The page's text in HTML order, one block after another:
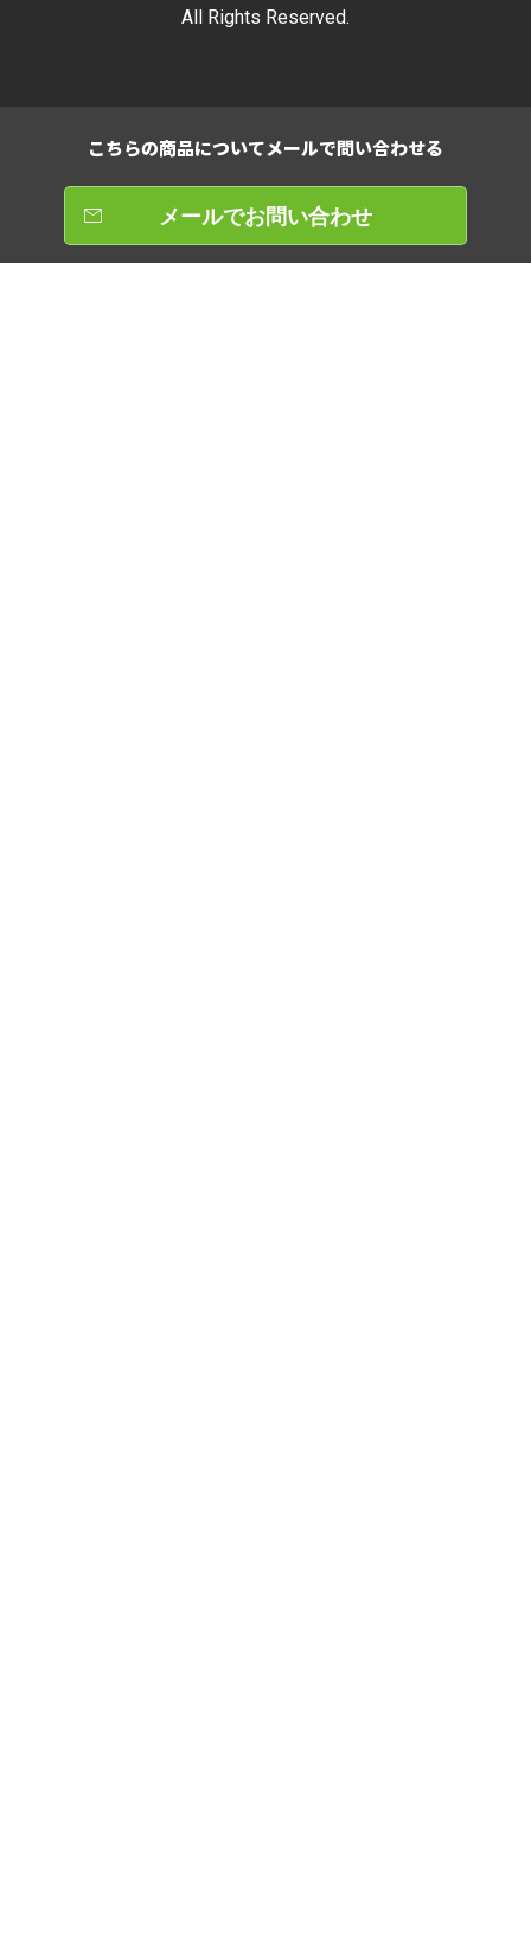
All Rights Reserved.
こちらの商品についてメールで問い合わせる
メールでお問い合わせ